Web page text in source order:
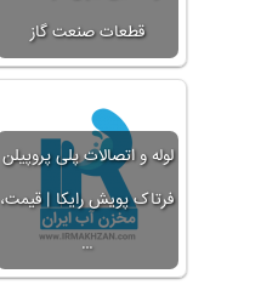
قطعات صنعت گاز
لوله و اتصالات پلی پروپیلن
فرتاک پویش رایکا | قیمت،
…